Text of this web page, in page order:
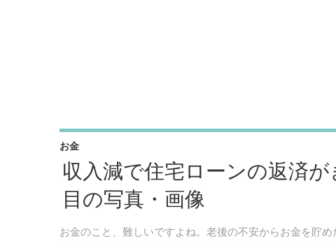
収入減で住宅ローンの返済
目の写真・画像
お金のこと、難しいですよね。老後の不安からお金を貯
お金